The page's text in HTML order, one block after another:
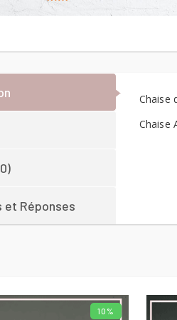
et Réponses
Chaise
Chaise
10%
AJOUTER AU PANIER